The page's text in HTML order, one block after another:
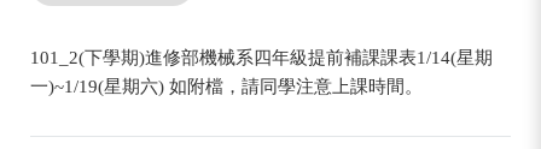
101_2(下學期)進修部機械系四年級提前補課課表1/14(星期
一)~1/19(星期六) 如附檔，請同學注意上課時間。